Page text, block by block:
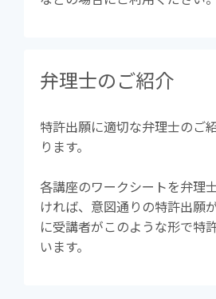
弁理士のご紹介
特許出願に適切な弁理士のご
ります。
各講座のワークシートを弁理
ければ、意図通りの特許出願
に受講者がこのような形で特
います。